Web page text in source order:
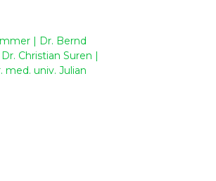
Dr. Bernd
Christian Suren
med. univ. Julian